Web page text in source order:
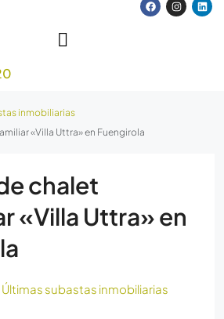
inmobiliarias
«Villa Uttra» en Fuengirola
chalet
«Villa Uttra» en
Últimas subastas inmobiliarias